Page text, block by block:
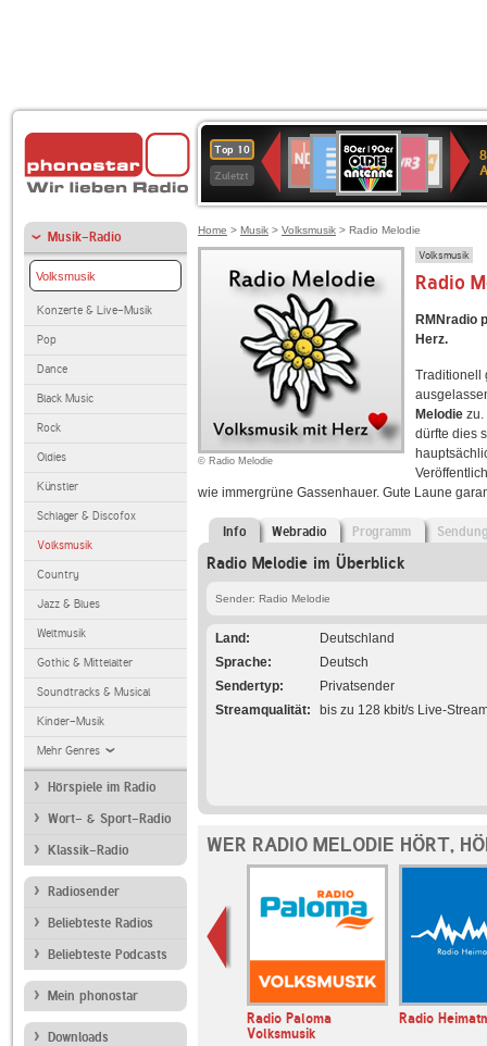
Top 10
Zuletzt
Deutschlandfunk
80er
90er
OLDIE
ANTENNE
SWR3
SWR
Kultur
NDR
2
Musik-Radio
Volksmusik
Konzerte & Live-Musik
Pop
Dance
Black Music
Rock
Oldies
Künstler
Schlager & Discofox
Volksmusik
Country
Jazz & Blues
Weltmusik
Gothic & Mittelalter
Soundtracks & Musical
Kinder-Musik
Mehr Genres
Hörspiele im Radio
Wort- & Sport-Radio
Klassik-Radio
Radiosender
Beliebteste Radios
Beliebteste Podcasts
Mein phonostar
Downloads
Home > Musik > Volksmusik > Radio Melodie
© Radio Melodie
Volksmusik
Radio
RMNradio
Herz.
Traditionell
Melodie zu.
dürfte dies
wie immergrüne Gassenhauer. Gute Laune
Info Webradio Programm
Radio Melodie im Überblick
Sender: Radio Melodie
Land
Deutschland
Sprache
Deutsch
Sendertyp
Privatsender
Streamqualität
bis zu 128 kbit/s Live-
WER RADIO MELODIE HÖRT,
SRF Musikwelle
Radio Paloma
Volksmusik
Radio